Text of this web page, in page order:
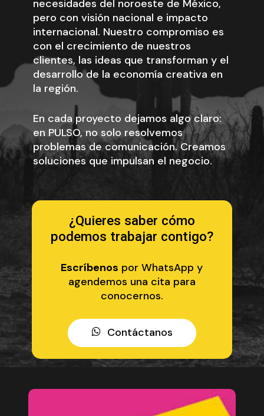
necesidades del noroeste de México,
pero con visión nacional e impacto
internacional. Nuestro compromiso es
con el crecimiento de nuestros
clientes, las ideas que transforman y el
desarrollo de la economía creativa en
la región.
En cada proyecto dejamos algo claro:
en PULSO, no solo resolvemos
problemas de comunicación. Creamos
soluciones que impulsan el negocio.
¿Quieres saber cómo
podemos trabajar contigo?
Escríbenos por WhatsApp y
agendemos una cita para
conocernos.
Contáctanos